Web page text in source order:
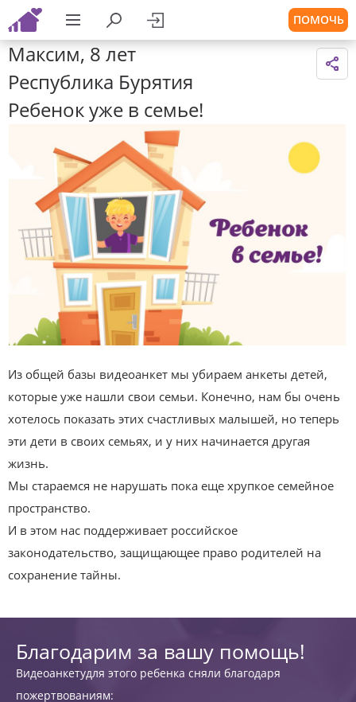
ПОМОЧЬ
Максим, 8 лет
Республика Бурятия
Ребенок уже в семье!
Из общей базы видеоанкет мы убираем анкеты детей,
которые уже нашли свои семьи. Конечно, нам бы очень
хотелось показать этих счастливых малышей, но теперь
эти дети в своих семьях, и у них начинается другая
жизнь.
Мы стараемся не нарушать пока еще хрупкое семейное
пространство.
И в этом нас поддерживает российское
законодательство, защищающее право родителей на
сохранение тайны.
Благодарим за вашу помощь!
Видеоанкетудля этого ребенка сняли благодаря
пожертвованиям: